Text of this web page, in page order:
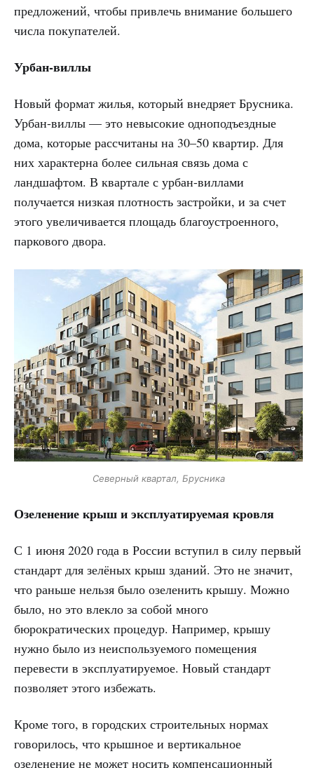
предложений, чтобы привлечь внимание большего
числа покупателей.
Урбан-виллы
Новый формат жилья, который внедряет Брусника.
Урбан-виллы — это невысокие одноподъездные
дома, которые рассчитаны на 30–50 квартир. Для
них характерна более сильная связь дома с
ландшафтом. В квартале с урбан-виллами
получается низкая плотность застройки, и за счет
этого увеличивается площадь благоустроенного,
паркового двора.
Северный квартал, Брусника
Озеленение крыш и эксплуатируемая кровля
С 1 июня 2020 года в России вступил в силу первый
стандарт для зелёных крыш зданий. Это не значит,
что раньше нельзя было озеленить крышу. Можно
было, но это влекло за собой много
бюрократических процедур. Например, крышу
нужно было из неиспользуемого помещения
перевести в эксплуатируемое. Новый стандарт
позволяет этого избежать.
Кроме того, в городских строительных нормах
говорилось, что крышное и вертикальное
озеленение не может носить компенсационный